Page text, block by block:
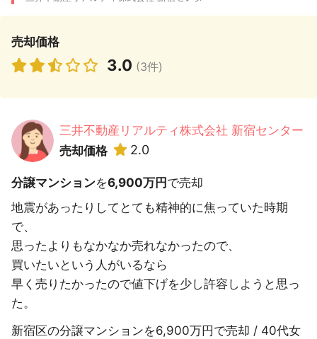
売却価格
3.0 (3件)
三井不動産リアルティ株式会社 新宿センター
売却価格
2.0
分譲マンションを6,900万円 で売却
地震があったりしてとても精神的に焦っていた時期
で、
思ったよりもなかなか売れなかったので、
買いたいという人がいるなら
早く売りたかったので値下げを少し許容しようと思っ
た。
新宿区の分譲マンションを6,900万円で売却 / 40代女